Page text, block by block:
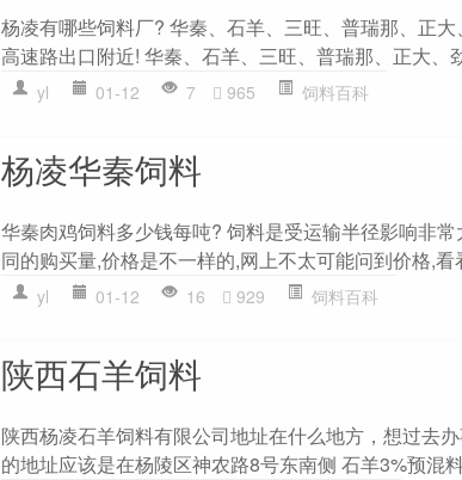
杨凌有哪些饲料厂? 华秦、石羊、三旺、普瑞那、正
高速路出口附近! 华秦、石羊、三旺、普瑞那、正大、
yl 01-12 7 965 饲料百科
杨凌华秦饲料
华秦肉鸡饲料多少钱每吨? 饲料是受运输半径影响非
同的购买量,价格是不一样的,网上不太可能问到价格,看
yl 01-12 16 929 饲料百科
陕西石羊饲料
陕西杨凌石羊饲料有限公司地址在什么地方，想过去
的地址应该是在杨陵区神农路8号东南侧 石羊3%预混